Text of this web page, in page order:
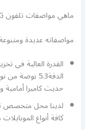
ماهي مواصفات تلفون 5G؟
مواصفاته عديدة
حديث كاميرا أمامية
لدينا محل متخصص
كافة أنواع